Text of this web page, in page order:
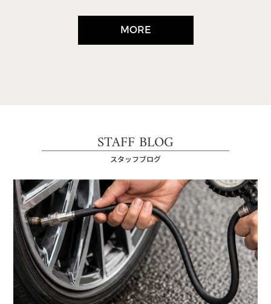
MORE
STAFF BLOG
スタッフブログ